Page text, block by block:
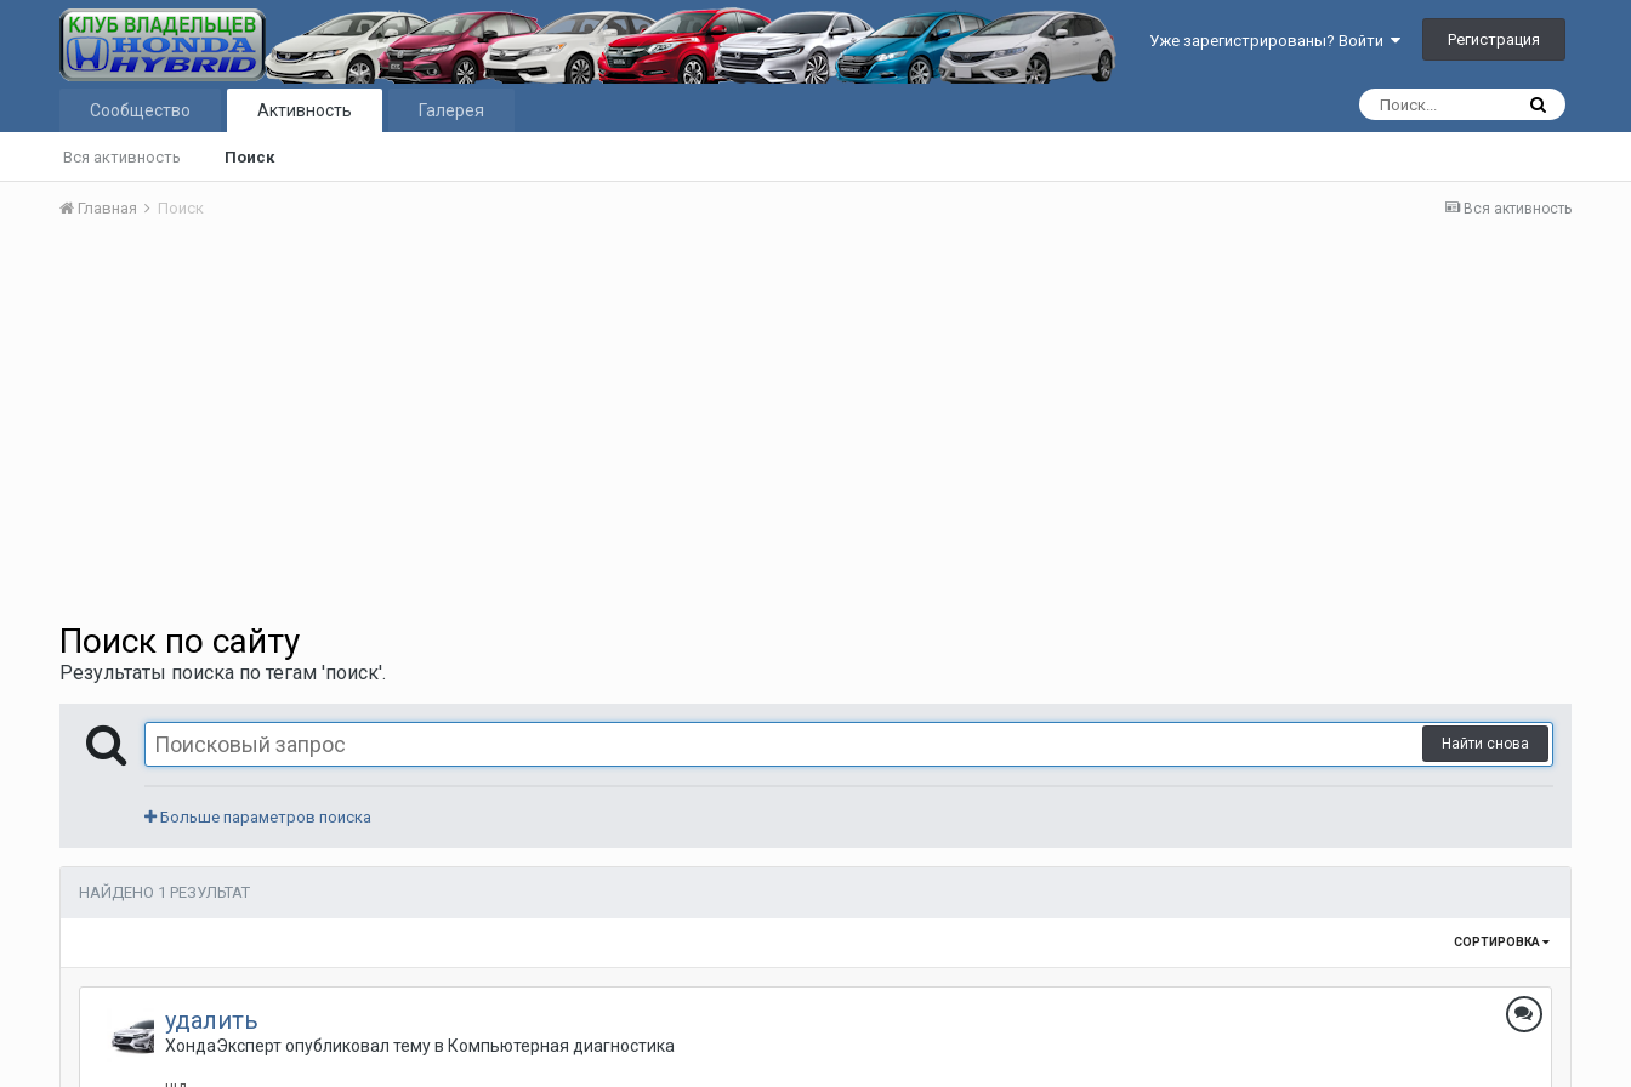
Уже зарегистрированы? Войти Регистрация
Сообщество Активность
Вся активность Поиск
Галерея
Вся активность
Главная Поиск
Поиск по сайту
Результаты поиска по тегам 'поиск'.
Найти снова
Больше параметров поиска
НАЙДЕНО 1 РЕЗУЛЬТАТ
СОРТИРОВКА
удалить
ХондаЭкспертопубликовал тему в Компьютерная диагностика